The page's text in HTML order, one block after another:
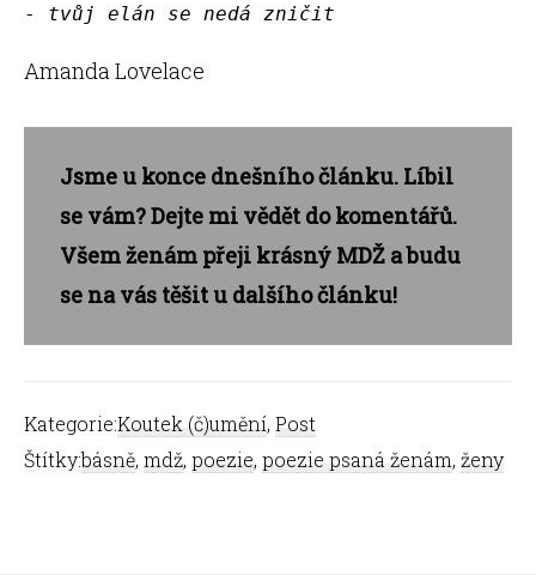
- tvůj elán se nedá zničit
Amanda Lovelace
Jsme u konce dnešního článku. Líbil
se vám? Dejte mi vědět do komentářů.
Všem ženám přeji krásný MDŽ a budu
se na vás těšit u dalšího článku!
Kategorie:Koutek (č)umění, Post
Štítky:básně, mdž, poezie, poezie psaná ženám, ženy